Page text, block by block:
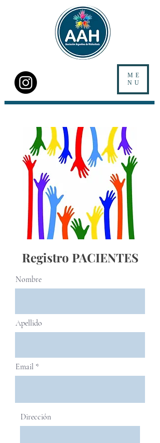
ME
NU
Registro PACIENTES
Nombre
Apellido
Email
Dirección